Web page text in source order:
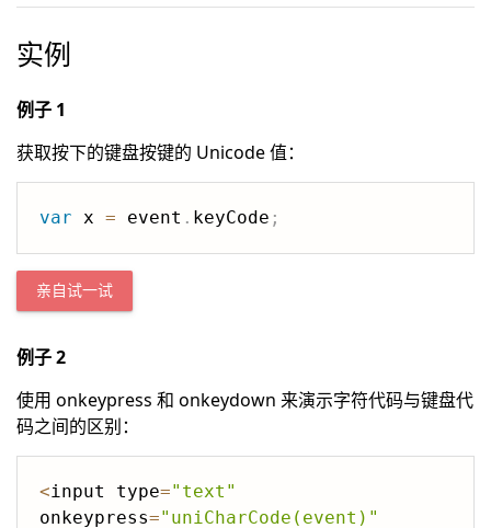
实例
例子 1
获取按下的键盘按键的 Unicode 值：
var x = event . keyCode ;
亲自试一试
例子 2
使用 onkeypress 和 onkeydown 来演示字符代码与键盘代
码之间的区别：
<input type="text"
onkeypress="uniCharCode(event)"